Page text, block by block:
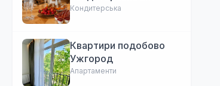
Ужгороді
Кондитерська
Квартири подобово
Ужгород
Апартаменти